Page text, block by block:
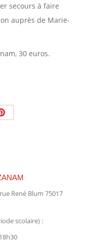
secours à faire
auprès de Marie-
30 euros.
Partager
René Blum 75017
scolaire) :